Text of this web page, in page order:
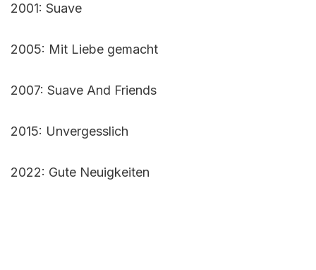
2001: Suave
2005: Mit Liebe gemacht
2007: Suave And Friends
2015: Unvergesslich
2022: Gute Neuigkeiten